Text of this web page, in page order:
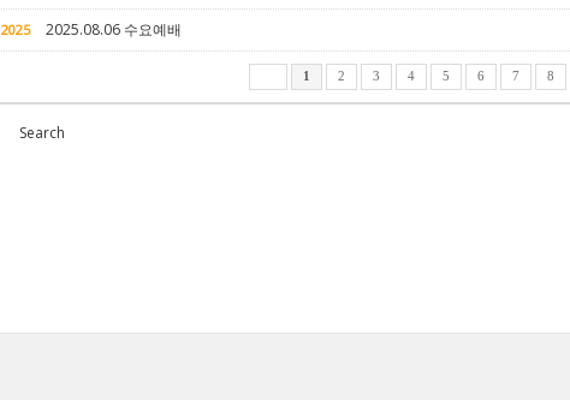
2025 2025.08.06 수요예배
1 2 3 4 5 6 7 8
Search